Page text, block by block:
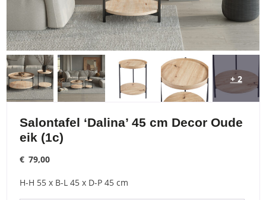
+ 2
Salontafel ‘Dalina’ 45 cm Decor Oude
eik (1c)
€ 79,00
H-H 55 x B-L 45 x D-P 45 cm